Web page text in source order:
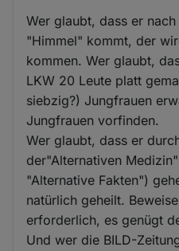
Wer glaubt, dass er
"Himmel" kommt, der
kommen. Wer glaubt,
LKW 20 Leute platt
siebzig?) Jungfrauen
Jungfrauen vorfinden.
Wer glaubt, dass er
der"Alternativen
"Alternative Fakten")
natürlich geheilt.
erforderlich, es genügt
Und wer die BILD-